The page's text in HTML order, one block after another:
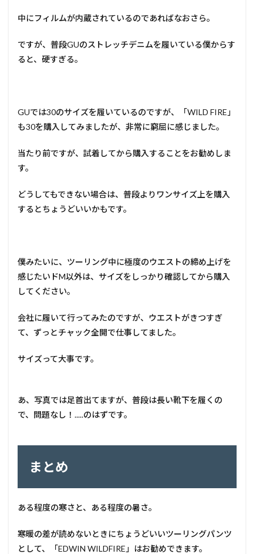
中にフィルムが内蔵されているのであればなおさら。
ですが、普段GUのストレッチデニムを履いている僕からす
ると、硬すぎる。
GUでは30のサイズを履いているのですが、「WILD FIRE」
も30を購入してみましたが、非常に窮屈に感じました。
当たり前ですが、試着してから購入することをお勧めしま
す。
どうしてもできない場合は、普段よりワンサイズ上を購入
するとちょうどいいかもです。
僕みたいに、ツーリング中に極度のウエストの締め上げを
感じたいドM以外は、サイズをしっかり確認してから購入
してください。
会社に履いて行ってみたのですが、ウエストがきつすぎ
て、ずっとチャック全開で仕事してました。
サイズって大事です。
あ、写真では足首出てますが、普段は長い靴下を履くの
で、問題なし！.....のはずです。
まとめ
ある程度の寒さと、ある程度の暑さ。
寒暖の差が読めないときにちょうどいいツーリングパンツ
として、「EDWIN WILDFIRE」はお勧めできます。